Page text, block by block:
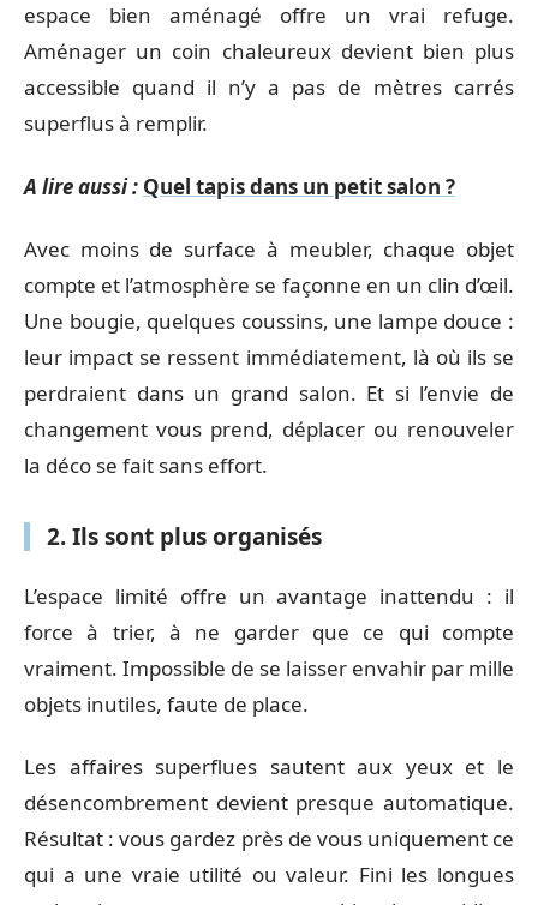
espace bien aménagé offre un vrai refuge.
Aménager un coin chaleureux devient bien plus
accessible quand il n’y a pas de mètres carrés
superflus à remplir.
A lire aussi : Quel tapis dans un petit salon ?
Avec moins de surface à meubler, chaque objet
compte et l’atmosphère se façonne en un clin d’œil.
Une bougie, quelques coussins, une lampe douce :
leur impact se ressent immédiatement, là où ils se
perdraient dans un grand salon. Et si l’envie de
changement vous prend, déplacer ou renouveler
la déco se fait sans effort.
2. Ils sont plus organisés
L’espace limité offre un avantage inattendu : il
force à trier, à ne garder que ce qui compte
vraiment. Impossible de se laisser envahir par mille
objets inutiles, faute de place.
Les affaires superflues sautent aux yeux et le
désencombrement devient presque automatique.
Résultat : vous gardez près de vous uniquement ce
qui a une vraie utilité ou valeur. Fini les longues